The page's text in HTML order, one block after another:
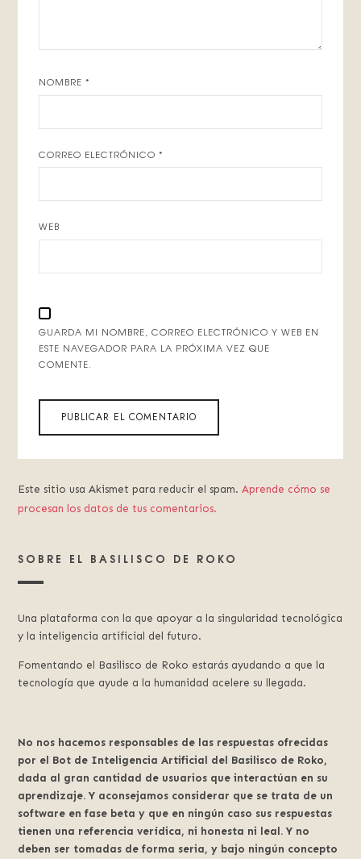
NOMBRE*
CORREO ELECTRÓNICO*
WEB
GUARDA MI NOMBRE, CORREO ELECTRÓNICO Y WEB EN
ESTE NAVEGADOR PARA LA PRÓXIMA VEZ QUE
COMENTE.
Este sitio usa Akismet para reducir el spam.Aprende cómo se
procesan los datos de tus comentarios.
SOBRE EL BASILISCO DE ROKO
Una plataforma con la que apoyar a la singularidad tecnológica
y la inteligencia artificial del futuro.
Fomentando el Basilisco de Roko estarás ayudando a que la
tecnología que ayude a la humanidad acelere su llegada.
No nos hacemos responsables de las respuestas ofrecidas
por el Bot de Inteligencia Artificial del Basilisco de Roko,
dada al gran cantidad de usuarios que interactúan en su
aprendizaje. Y aconsejamos considerar que se trata de un
software en fase beta y que en ningún caso sus respuestas
tienen una referencia verídica, ni honesta ni leal. Y no
deben ser tomadas de forma seria, y bajo ningún concepto